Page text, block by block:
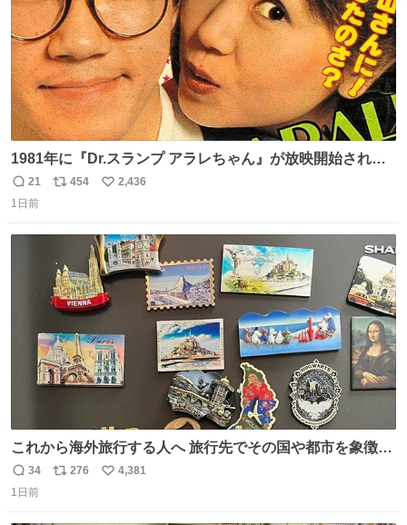
1981年に『Dr.スランプ アラレちゃん』が放映開始された
直後の鳥山明さんと、小山茉美さんです。
返
信
21
リ
数
454
い
数
2,436
1日前
これから海外旅行する人へ 旅行先でその国や都市を象徴す
る マグネットを買って欲しい。 僕は交換留学してた1年間
で20カ国回ったけど、旅行先で必ずマグネットを買い、今
返
信
34
リ
276
い
4,381
1日前